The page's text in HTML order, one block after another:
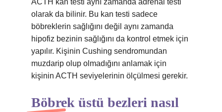
ACTH kan testi aynı zamanda adrenal testi
olarak da bilinir. Bu kan testi sadece
böbreklerin sağlığını değil aynı zamanda
hipofiz bezinin sağlığını da kontrol etmek için
yapılır. Kişinin Cushing sendromundan
muzdarip olup olmadığını anlamak için
kişinin ACTH seviyelerinin ölçülmesi gerekir.
Böbrek üstü bezleri nasıl